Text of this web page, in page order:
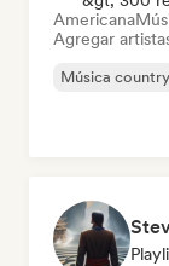
Americana
Agregar
Música country